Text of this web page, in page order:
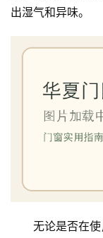
出湿气和异味。
无论是否在